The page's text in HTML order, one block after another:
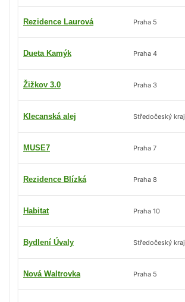
Rezidence Laurová Praha 5
Dueta Kamýk Praha 4
Žižkov 3.0 Praha 3
Klecanská alej Středočeský kraj
MUSE7 Praha 7
Rezidence Blízká Praha 8
Habitat Praha 10
Bydlení Úvaly Středočeský kraj
Nová Waltrovka Praha 5